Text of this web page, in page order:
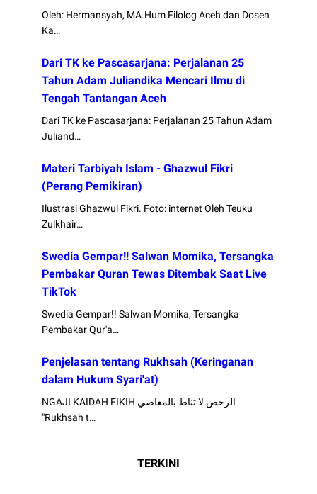
Oleh: Hermansyah, MA.Hum Filolog Aceh dan Dosen
Ka…
Dari TK ke Pascasarjana: Perjalanan 25
Tahun Adam Juliandika Mencari Ilmu di
Tengah Tantangan Aceh
Dari TK ke Pascasarjana: Perjalanan 25 Tahun Adam
Juliand…
Materi Tarbiyah Islam - Ghazwul Fikri
(Perang Pemikiran)
Ilustrasi Ghazwul Fikri. Foto: internet Oleh Teuku
Zulkhair…
Swedia Gempar!! Salwan Momika, Tersangka
Pembakar Quran Tewas Ditembak Saat Live
TikTok
Swedia Gempar!! Salwan Momika, Tersangka
Pembakar Qur'a…
Penjelasan tentang Rukhsah (Keringanan
dalam Hukum Syari'at)
NGAJI KAIDAH FIKIH الرخص لا تناط بالمعاصي
"Rukhsah t…
TERKINI